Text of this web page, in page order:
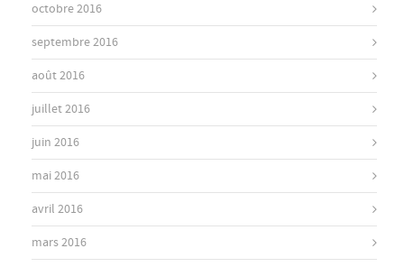
octobre 2016
septembre 2016
août 2016
juillet 2016
juin 2016
mai 2016
avril 2016
mars 2016